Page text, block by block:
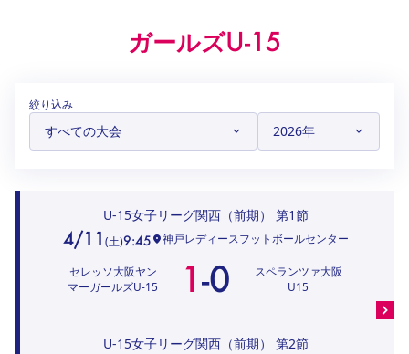
和歌山U-15
ガールズU-15
U-15
ガールズU-18
ハナサカクラブ
ガールズU-15
絞り込み
U-15女子リーグ関西（前期） 第1節
4/11 (土)9:45 神戸レディースフットボールセンター
セレッソ大阪ヤン
マーガールズU-15
1-0
スペランツァ大阪
U15
U-15女子リーグ関西（前期） 第2節